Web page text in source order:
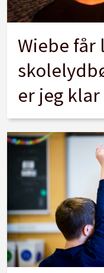
Wiebe får
er jeg